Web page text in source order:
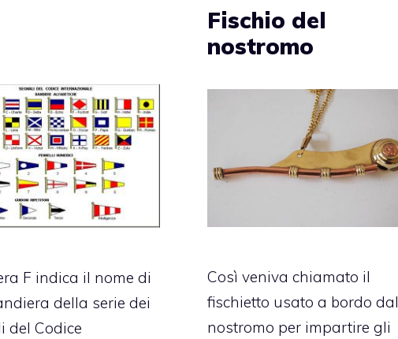
Fischio del
nostromo
Così veniva chiamato il
fischietto usato a bordo dal
nostromo per impartire gli
F indica il nome di
della serie dei
del Codice